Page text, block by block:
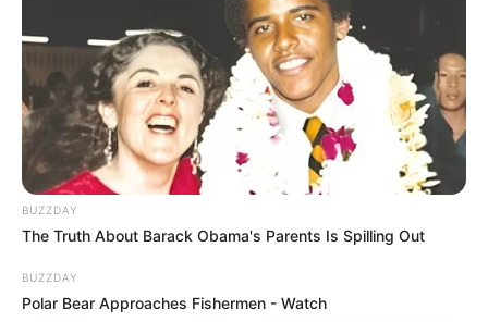
BUZZDAY
The Truth About Barack Obama's Parents Is Spilling Out
BUZZDAY
Polar Bear Approaches Fishermen - Watch